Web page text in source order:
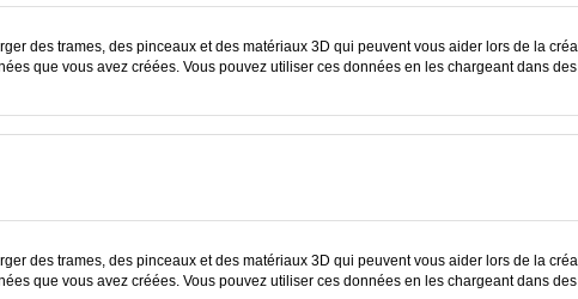
des trames, des pinceaux et des matériaux 3D qui peuvent vous aider lors de la
que vous avez créées. Vous pouvez utiliser ces données en les chargeant dans
des trames, des pinceaux et des matériaux 3D qui peuvent vous aider lors de la
que vous avez créées. Vous pouvez utiliser ces données en les chargeant dans